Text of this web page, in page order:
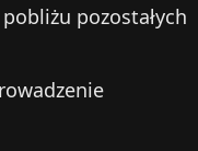
pozostałych